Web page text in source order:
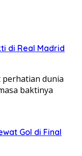
di Real Madrid
perhatian dunia
baktinya
Gol di Final